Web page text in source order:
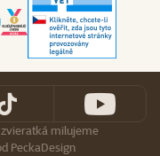
milujeme
PeckaDesign